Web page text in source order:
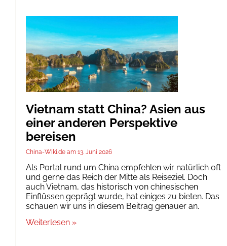
Vietnam statt China? Asien aus
einer anderen Perspektive
bereisen
China-Wiki.de 13. Juni 2026
Als Portal rund um China empfehlen wir natürlich oft
und gerne das Reich der Mitte als Reiseziel. Doch
auch Vietnam, das historisch von chinesischen
Einflüssen geprägt wurde, hat einiges zu bieten. Das
schauen wir uns in diesem Beitrag genauer an.
Weiterlesen »